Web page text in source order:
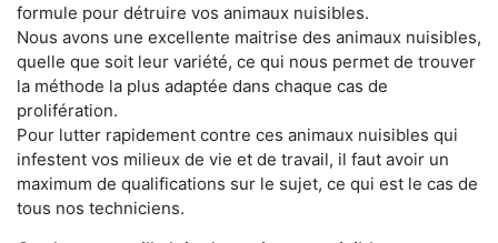
formule pour détruire vos animaux nuisibles.
Nous avons une excellente maitrise des animaux nuisibles,
quelle que soit leur variété, ce qui nous permet de trouver
la méthode la plus adaptée dans chaque cas de
prolifération.
Pour lutter rapidement contre ces animaux nuisibles qui
infestent vos milieux de vie et de travail, il faut avoir un
maximum de qualifications sur le sujet, ce qui est le cas de
tous nos techniciens.